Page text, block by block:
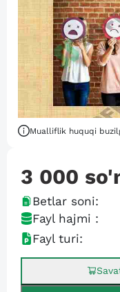
Mualliflik huquqi
3 000
Betlar soni:
Fayl hajmi :
Fayl turi: